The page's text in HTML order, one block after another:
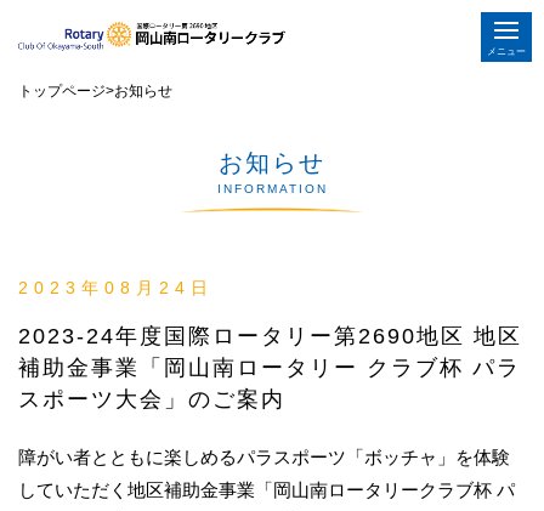
メニュー
トップページ>お知らせ
お知らせ
INFORMATION
2023年08月24日
2023-24年度国際ロータリー第2690地区 地区
補助金事業「岡山南ロータリー クラブ杯 パラ
スポーツ大会」のご案内
障がい者とともに楽しめるパラスポーツ「ボッチャ」を体験
していただく地区補助金事業「岡山南ロータリークラブ杯 パ